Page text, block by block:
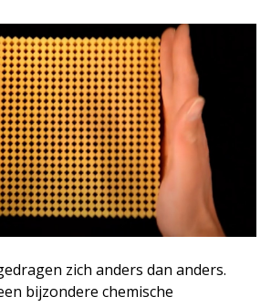
zich anders dan anders.
bijzondere chemische